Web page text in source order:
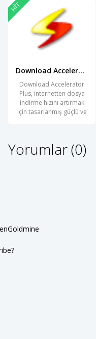
Download Accelerator Plus
Download Accelerator
Plus, internetten dosya
indirme hızını artırmak
için tasarlanmış güçlü ve
HIT
Yorumlar (0)